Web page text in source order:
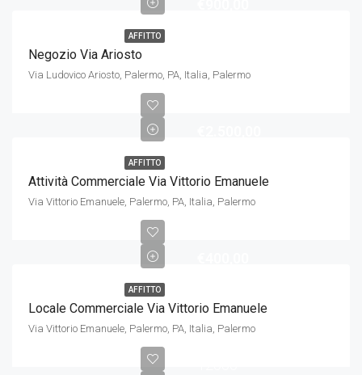
AFFITTO
Negozio Via Ariosto
Via Ludovico Ariosto, Palermo, PA, Italia, Palermo
AFFITTO
Attività Commerciale Via Vittorio Emanuele
Via Vittorio Emanuele, Palermo, PA, Italia, Palermo
AFFITTO
Locale Commerciale Via Vittorio Emanuele
Via Vittorio Emanuele, Palermo, PA, Italia, Palermo